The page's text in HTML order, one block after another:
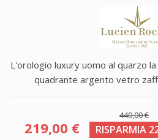
L'orologio luxury uomo al quarzo
quadrante argento vetro
440,00 €
219,00 € RISPARMIA